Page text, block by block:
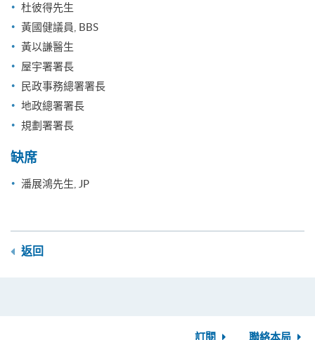
杜彼得先生
黃國健議員, BBS
黃以謙醫生
屋宇署署長
民政事務總署署長
地政總署署長
規劃署署長
缺席
潘展鴻先生, JP
返回
訂閱 聯絡本局